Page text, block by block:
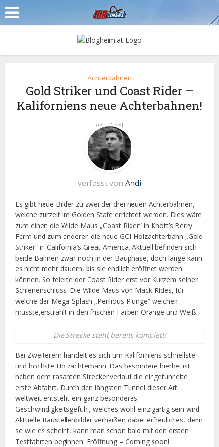
Achterbahnen
Gold Striker und Coast Rider –
Kaliforniens neue Achterbahnen!
vonAndi
verfasst von Andi
Es gibt neue Bilder zu zwei der drei neuen Achterbahnen,
welche zurzeit im Golden State errichtet werden. Dies wäre
zum einen die Wilde Maus „Coast Rider“ in Knott’s Berry
Farm und zum anderen die neue GCI-Holzachterbahn „Gold
Striker“ in California’s Great America. Aktuell befinden sich
beide Bahnen zwar noch in der Bauphase, doch lange kann
es nicht mehr dauern, bis sie endlich eröffnet werden
können. So feierte der Coast Rider erst vor Kurzem seinen
Schienenschluss. Die Wilde Maus von Mack-Rides, für
welche der Mega-Splash „Perilious Plunge“ weichen
musste,erstrahlt in den frischen Farben Orange und Weiß.
Die Strecke steht bereits komplett!
Bei Zweiterem handelt es sich um Kaliforniens schnellste
und höchste Holzachterbahn. Das besondere hierbei ist
neben dem rasanten Streckenverlauf die eingetunnelte
erste Abfahrt. Durch den längsten Tunnel dieser Art
weltweit entsteht ein ganz besonderes
Geschwindigkeitsgefühl, welches wohl einzigartig sein wird.
Aktuelle Baustellenbilder verheißen dabei erfreuliches, denn
so wie es scheint, kann man schon bald mit den ersten
Testfahrten beginnen: Eröffnung – Coming soon!